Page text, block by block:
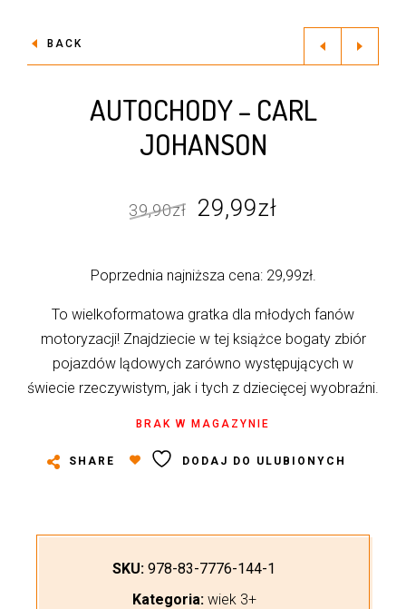
BACK
AUTOCHODY – CARL
JOHANSON
39,90zł
Pierwotna
wynosiła:
39,90zł.
29,99zł
wynosi:
29,99zł.
Poprzednia najniższa cena: 29,99zł.
To wielkoformatowa gratka dla młodych fanów
motoryzacji! Znajdziecie w tej książce bogaty zbiór
pojazdów lądowych zarówno występujących w
świecie rzeczywistym, jak i tych z dziecięcej wyobraźni.
BRAK W MAGAZYNIE
SHARE DODAJ DO ULUBIONYCH
SKU: 978-83-7776-144-1
Kategoria: wiek 3+